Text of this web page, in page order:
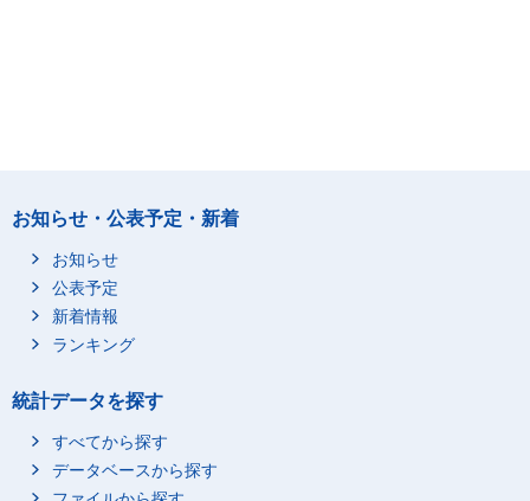
お知らせ・公表予定・新着
お知らせ
公表予定
新着情報
ランキング
統計データを探す
すべてから探す
データベースから探す